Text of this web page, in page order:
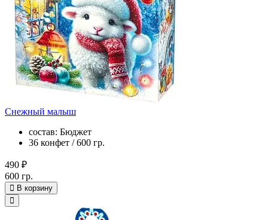
Снежный малыш
состав: Бюджет
36 конфет / 600 гр.
490 ₽
600 гр.
В корзину